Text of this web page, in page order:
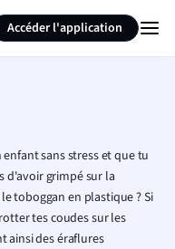
Accéder l'application
sans stress et que tu
d'avoir grimpé sur la
toboggan en plastique ? Si
tes coudes sur les
ainsi des éraflures
Résumer la page